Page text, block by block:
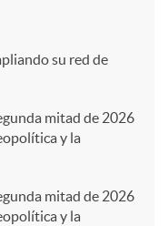
su red de
mitad de 2026
y la
mitad de 2026
y la